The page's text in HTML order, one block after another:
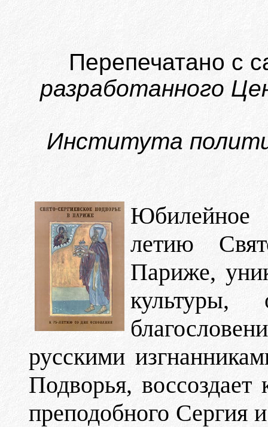
Перепечатано с
разработанного
Института
Юбилейное
летию
Париже,
русскими
Подворья,
преподобного Сергия